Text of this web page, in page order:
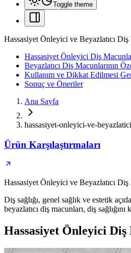
Toggle theme
Hassasiyet Önleyici ve Beyazlatıcı
Hassasiyet Önleyici Diş
Beyazlatıcı Diş Macunlarının
Kullanım ve Dikkat Edilmesi
Sonuç ve Öneriler
Ana Sayfa
hassasiyet-onleyici-ve-
Ürün Karşılaştırmaları
Hassasiyet Önleyici ve Beyazlatıcı
Diş sağlığı, genel sağlık ve estetik
beyazlatıcı diş macunları, diş
Hassasiyet Önleyici